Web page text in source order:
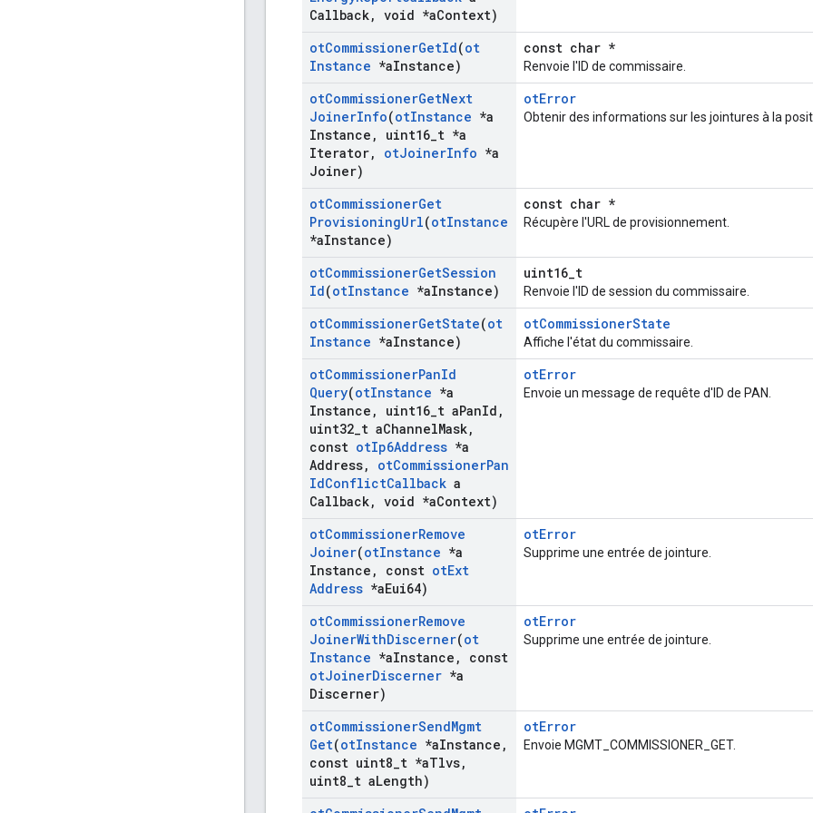
Callback, void *aContext)
otCommissionerGetId(ot
Instance *aInstance)
const char *
Renvoie l'ID de commissaire.
otCommissionerGetNext
JoinerInfo(otInstance *a
Instance , uint16 t *a
Iterator, otJoinerInfo *a
Joiner)
otError
Obtenir des informations sur les jointures à la
otCommissionerGet
ProvisioningUrl(otInstance
*aInstance)
const char *
Récupère l'URL de provisionnement.
otCommissionerGetSession
Id(otInstance *aInstance)
uint16_t
Renvoie l'ID de session du commissaire.
otCommissionerGetState(ot
Instance *aInstance)
otCommissionerState
Affiche l'état du commissaire.
otCommissionerPanId
Query(otInstance *a
Instance , uint16 t aPanId ,
uint32 t aChannelMask,
const otIp6Address *a
Address, otCommissionerPan
IdConflictCallback a
Callback, void *aContext)
otError
Envoie un message de requête d'ID de PAN.
otCommissionerRemove
Joiner(otInstance *a
Instance , const otExt
Address *aEui64)
otError
Supprime une entrée de jointure.
otCommissionerRemove
JoinerWithDiscerner(ot
Instance *aInstance ,
const
otJoinerDiscerner *a
Discerner)
otError
Supprime une entrée de jointure.
otCommissionerSendMgmt
Get(otInstance *aInstance ,
const uint8 t *aTlvs,
uint8 t aLength)
otError
Envoie MGMT_COMMISSIONER_GET.